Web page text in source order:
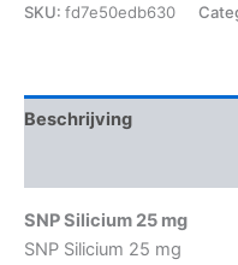
SKU: fd7e50edb630
Beschrijving
SNP Silicium 25 mg
SNP Silicium 25 mg